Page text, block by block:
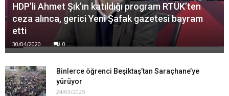
HDP’li Ahmet Şık’ın katıldığı program RTÜK’ten
ceza alınca, gerici Yeni Şafak gazetesi bayram
etti
30/04/2020 0
Binlerce öğrenci Beşiktaş’tan Saraçhane’ye
yürüyor
24/03/2025